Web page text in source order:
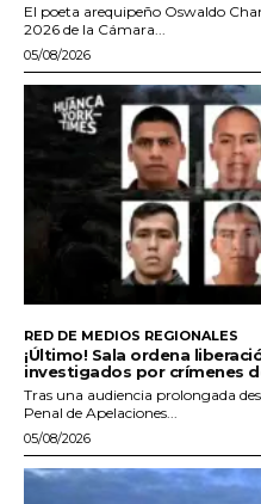
El poeta arequipeño Oswaldo
2026 de la Cámara...
05/08/2026
RED DE MEDIOS REGIONALES
¡Último! Sala ordena
investigados por crímenes
Tras una audiencia prolongada
Penal de Apelaciones...
05/08/2026